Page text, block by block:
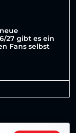
27 gibt es ein
Fans selbst